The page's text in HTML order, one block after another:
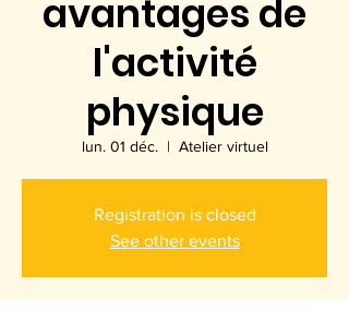
avantages de
l'activité
physique
lun. 01 déc.
  |
Atelier virtuel
Registration is closed
See other events